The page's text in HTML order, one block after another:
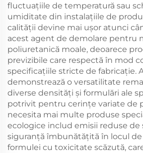
fluctuațiile de temperatură sau
umiditate din instalațiile de
calității devine mai ușor atunci
acest agent de demolare pentru
poliuretanică moale, deoarece
previzibile care respectă în mod
specificațiile stricte de fabricație.
demonstrează o versatilitate
diverse densități și formulări ale
potrivit pentru cerințe variate de
necesita mai multe produse
ecologice includ emisii reduse de
siguranță îmbunătățită în locul
formulei cu toxicitate scăzută,